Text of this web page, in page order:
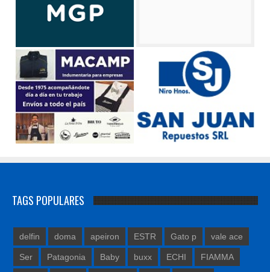
TAGS POPULARES
delfin doma apeiron ESTR Gato p vale ace
Ser Patagonia Baby buxx ECHI FIAMMA